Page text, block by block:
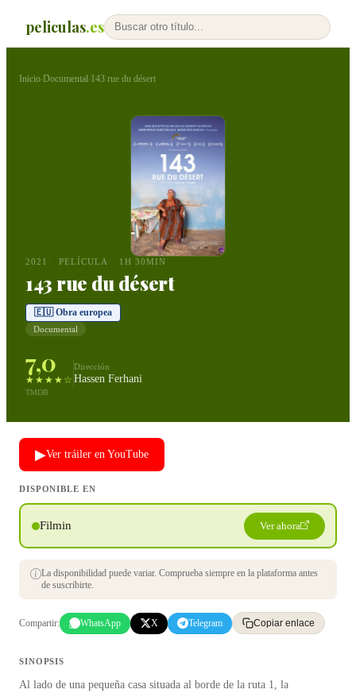
peliculas.es
Inicio›Documental›143 rue du désert
2021 PELÍCULA 1H 30MIN
143 rue du désert
🇪🇺 Obra europea
Documental
7,0
★★★★☆
TMDB
Dirección
Hassen Ferhani
▶Ver tráiler en YouTube
DISPONIBLE EN
Filmin Ver ahora
La disponibilidad puede variar. Comprueba siempre en la plataforma antes
de suscribirte.
Compartir: WhatsApp X Telegram Copiar enlace
SINOPSIS
Al lado de una pequeña casa situada al borde de la ruta 1, la